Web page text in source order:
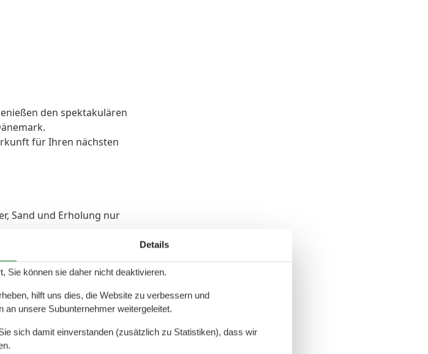
den spektakulären
für Ihren nächsten
Sand und Erholung nur
des exklusiven
oder dem Restaurant
erreichbar.
Details
Sie können sie daher nicht deaktivieren.
hilft uns dies, die Website zu verbessern und
unsere Subunternehmer weitergeleitet.
sich damit einverstanden (zusätzlich zu Statistiken), dass wir